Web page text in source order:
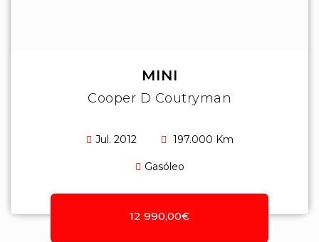
MINI
Cooper D Coutryman
Jul. 2012 197.000 Km
Gasóleo
12 990,00€